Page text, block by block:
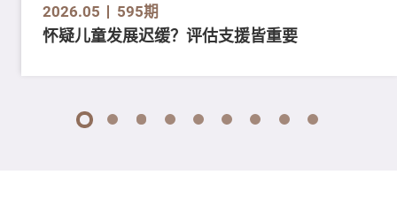
2026.05 595期
怀疑儿童发展迟缓？评估支援皆重要
1 2 3 4 5 6 7 8 9